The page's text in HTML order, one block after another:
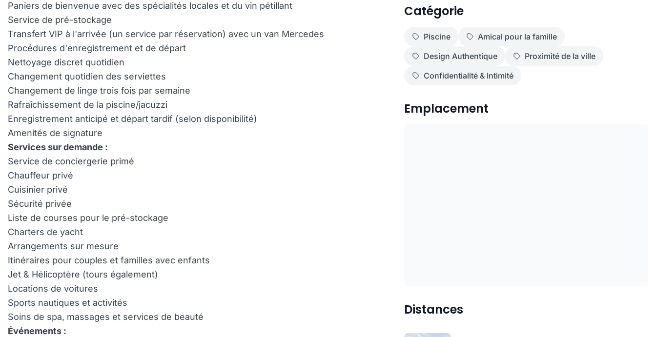
Paniers de bienvenue avec des spécialités locales et du vin pétillant
Service de pré-stockage
Transfert VIP à l'arrivée (un service par réservation) avec un van Mercedes
Procédures d'enregistrement et de départ
Nettoyage discret quotidien
Changement quotidien des serviettes
Changement de linge trois fois par semaine
Rafraîchissement de la piscine/jacuzzi
Enregistrement anticipé et départ tardif (selon disponibilité)
Amenités de signature
Services sur demande :
Service de conciergerie primé
Chauffeur privé
Cuisinier privé
Sécurité privée
Liste de courses pour le pré-stockage
Charters de yacht
Arrangements sur mesure
Itinéraires pour couples et familles avec enfants
Jet & Hélicoptère (tours également)
Locations de voitures
Sports nautiques et activités
Soins de spa, massages et services de beauté
Événements :
Catégorie
Piscine
Amical pour la famille
Design Authentique
Proximité de la ville
Confidentialité & Intimité
Emplacement
Distances